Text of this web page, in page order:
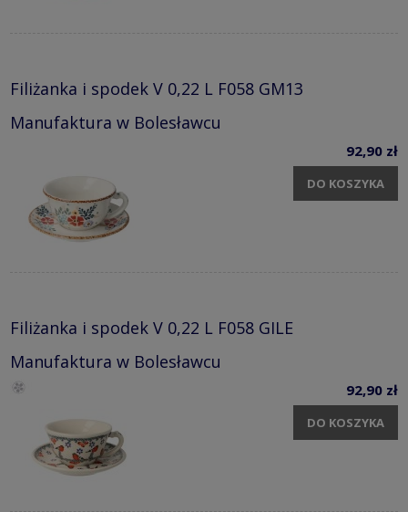
Filiżanka i spodek V 0,22 L F058 GM13
Manufaktura w Bolesławcu
92,90 zł
DO KOSZYKA
Filiżanka i spodek V 0,22 L F058 GILE
Manufaktura w Bolesławcu
92,90 zł
DO KOSZYKA